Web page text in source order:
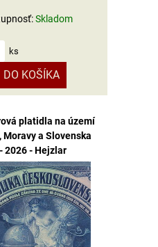
Skladom
ks
KOŠÍKA
platidla na území
Moravy a Slovenska
2026 - Hejzlar